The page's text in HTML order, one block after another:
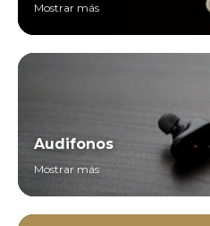
Mostrar más
Audifonos
Mostrar más